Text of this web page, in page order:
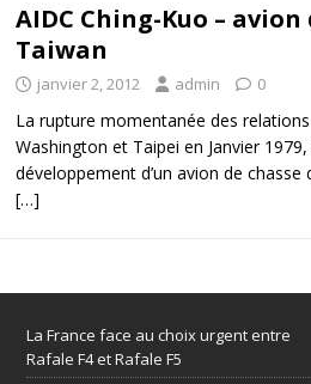
AIDC Ching-Kuo – avion
Taiwan
janvier 2, 2012 admin 0
La rupture momentanée des
Washington et Taipei en Janvier
développement d’un avion de
[…]
La France face au choix urgent entre
Rafale F4 et Rafale F5